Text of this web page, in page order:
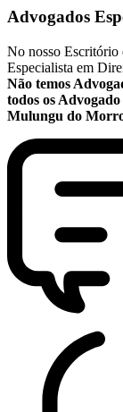
Advogados
No nosso Escritório
Especialista em
Não temos
todos os
Mulungu do